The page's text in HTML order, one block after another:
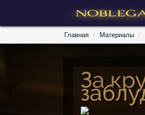
Главная Материалы
За